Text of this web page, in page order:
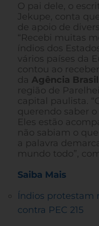
O pai dele, o
Jekupe, conta
de apoio de
“Recebi muitas
índios dos
vários países da
contou ao
da Agência Brasil
região de
capital paulista.
querendo saber
Eles estão
não sabiam o
a palavra
mundo todo”,
Saiba Mais
Índios protestam
contra PEC 215